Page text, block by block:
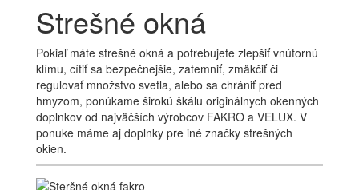
Strešné okná
Pokiaľ máte strešné okná a potrebujete zlepšiť vnútornú
klímu, cítiť sa bezpečnejšie, zatemniť, zmäkčiť či
regulovať množstvo svetla, alebo sa chrániť pred
hmyzom, ponúkame širokú škálu originálnych okenných
doplnkov od najväčších výrobcov FAKRO a VELUX. V
ponuke máme aj doplnky pre iné značky strešných
okien.